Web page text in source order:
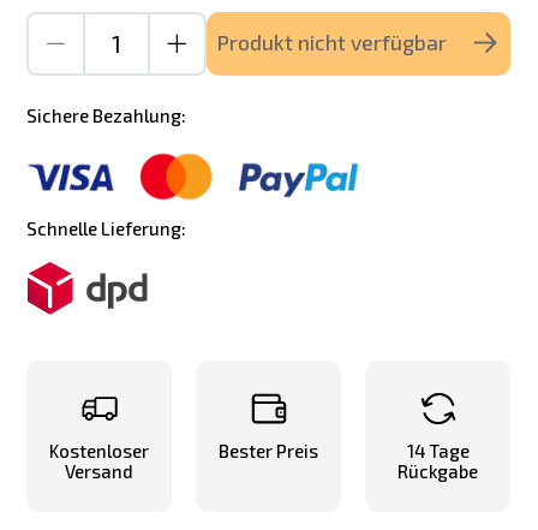
Produkt nicht verfügbar
Sichere Bezahlung:
Schnelle Lieferung:
Kostenloser
Versand
Bester Preis
14 Tage
Rückgabe